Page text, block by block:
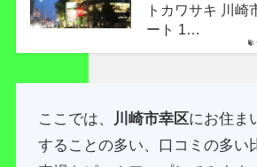
トカワサキ 川崎
ート 1…
ここでは、 川崎市幸区にお住ま
することの多い、口コミの多い